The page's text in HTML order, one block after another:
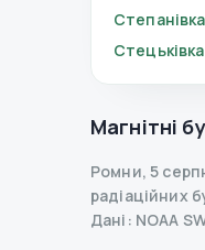
Степанівка
Стецьківка
Магнітні
Ромни,5
радіаційних
Дані : NOAA